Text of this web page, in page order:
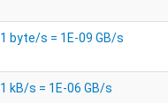
1 byte/s = 1E-09 GB/s
1 kB/s = 1E-06 GB/s